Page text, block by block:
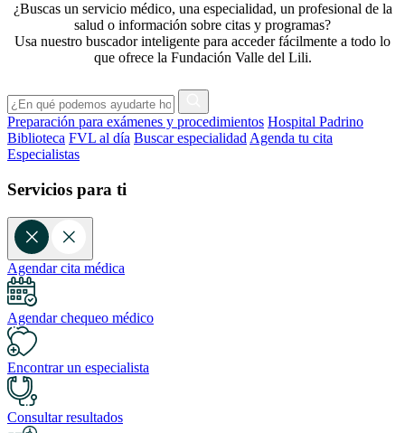
¿Buscas un servicio médico, una especialidad, un profesional de la
salud o información sobre citas y programas?
Usa nuestro buscador inteligente para acceder fácilmente a todo lo
que ofrece la Fundación Valle del Lili.
Preparación para exámenes y procedimientos Hospital Padrino
Biblioteca FVL al día Buscar especialidad Agenda tu cita
Especialistas
Servicios para ti
Agendar cita médica
Agendar chequeo médico
Encontrar un especialista
Consultar resultados